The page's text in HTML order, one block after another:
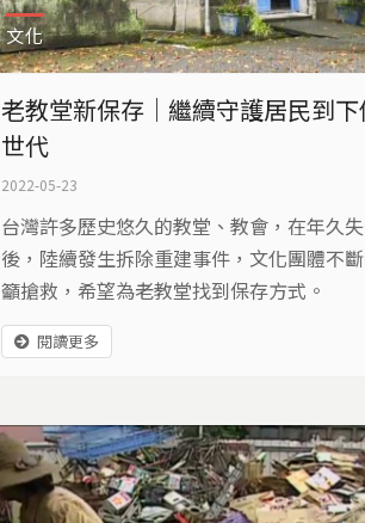
文化
老教堂新保存｜繼續守護居民到下
世代
2022-05-23
台灣許多歷史悠久的教堂、教會，在年久
後，陸續發生拆除重建事件，文化團體不
籲搶救，希望為老教堂找到保存方式。
閱讀更多